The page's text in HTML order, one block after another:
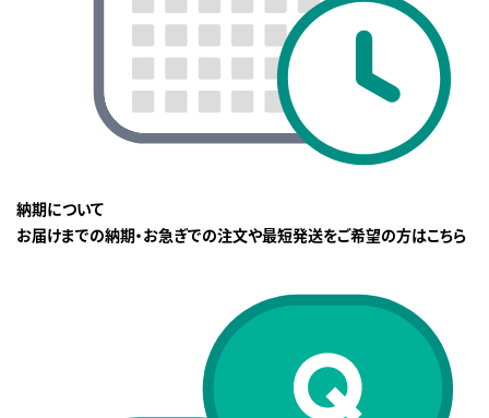
納期について
お届けまでの納期・お急ぎでの注文や最短発送をご希望の方はこちら